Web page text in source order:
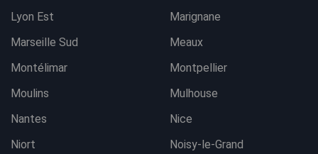
Lyon Est
Marignane
Marseille Sud
Meaux
Montélimar
Montpellier
Moulins
Mulhouse
Nantes
Nice
Niort
Noisy-le-Grand